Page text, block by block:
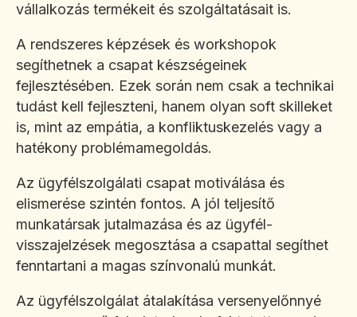
vállalkozás termékeit és szolgáltatásait is.
A rendszeres képzések és workshopok
segíthetnek a csapat készségeinek
fejlesztésében. Ezek során nem csak a technikai
tudást kell fejleszteni, hanem olyan soft skilleket
is, mint az empátia, a konfliktuskezelés vagy a
hatékony problémamegoldás.
Az ügyfélszolgálati csapat motiválása és
elismerése szintén fontos. A jól teljesítő
munkatársak jutalmazása és az ügyfél-
visszajelzések megosztása a csapattal segíthet
fenntartani a magas színvonalú munkát.
Az ügyfélszolgálat átalakítása versenyelőnnyé